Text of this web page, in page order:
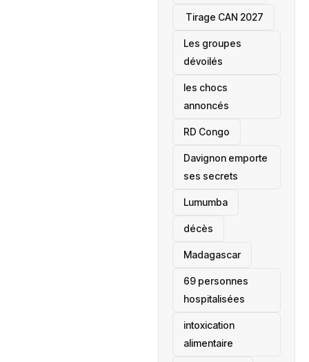
‎ Tirage CAN 2027
Les groupes
dévoilés
les chocs
annoncés
‎RD Congo
Davignon emporte
ses secrets
Lumumba
décès
‎Madagascar
69 personnes
hospitalisées
intoxication
alimentaire